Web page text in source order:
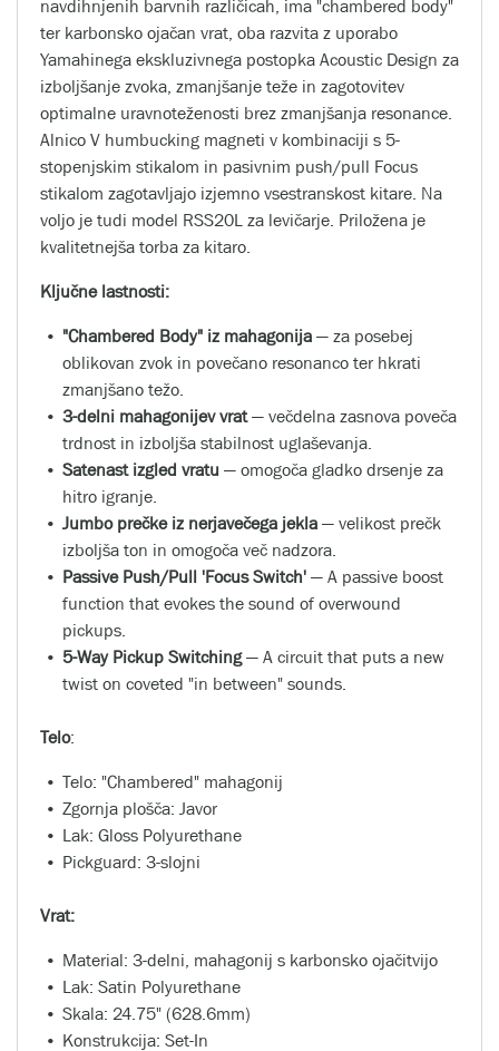
navdihnjenih barvnih različicah, ima "chambered body"
ter karbonsko ojačan vrat, oba razvita z uporabo
Yamahinega ekskluzivnega postopka Acoustic Design za
izboljšanje zvoka, zmanjšanje teže in zagotovitev
optimalne uravnoteženosti brez zmanjšanja resonance.
Alnico V humbucking magneti v kombinaciji s 5-
stopenjskim stikalom in pasivnim push/pull Focus
stikalom zagotavljajo izjemno vsestranskost kitare. Na
voljo je tudi model RSS20L za levičarje. Priložena je
kvalitetnejša torba za kitaro.
Ključne lastnosti:
"Chambered Body" iz mahagonija — za posebej
oblikovan zvok in povečano resonanco ter hkrati
zmanjšano težo.
3-delni mahagonijev vrat— večdelna zasnova poveča
trdnost in izboljša stabilnost uglaševanja.
Satenast izgled vratu — omogoča gladko drsenje za
hitro igranje.
Jumbo prečke iz nerjavečega jekla — velikost prečk
izboljša ton in omogoča več nadzora.
Passive Push/Pull 'Focus Switch' — A passive boost
function that evokes the sound of overwound
pickups.
5-Way Pickup Switching— A circuit that puts a new
twist on coveted "in between" sounds.
Telo:
Telo: "Chambered" mahagonij
Zgornja plošča: Javor
Lak: Gloss Polyurethane
Pickguard: 3-slojni
Vrat:
Material: 3-delni, mahagonij s karbonsko ojačitvijo
Lak: Satin Polyurethane
Skala: 24.75" (628.6mm)
Konstrukcija: Set-In